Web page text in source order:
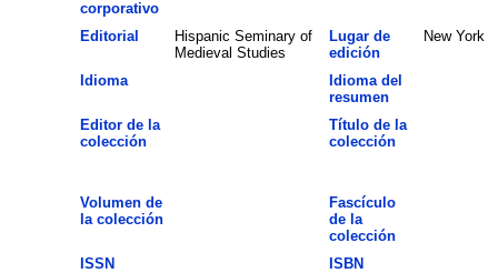
corporativo
Editorial
Hispanic Seminary of
Medieval Studies
Lugar de
edición
New York
Idioma
Idioma del
resumen
Editor de la
colección
Título de la
colección
Volumen de
la colección
Fascículo
de la
colección
ISSN
ISBN